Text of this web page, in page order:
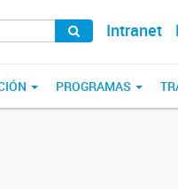
Intranet
PROGRAMAS